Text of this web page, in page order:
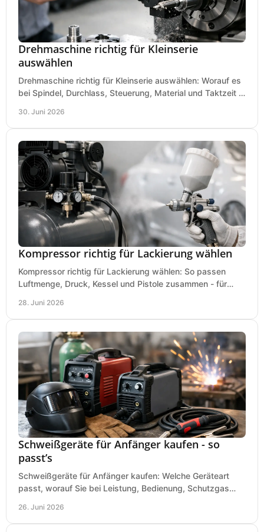
Drehmaschine richtig für Kleinserie
auswählen
Drehmaschine richtig für Kleinserie auswählen: Worauf es
bei Spindel, Durchlass, Steuerung, Material und Taktzeit in
30. Juni 2026
Kompressor richtig für Lackierung wählen
Kompressor richtig für Lackierung wählen: So passen
Luftmenge, Druck, Kessel und Pistole zusammen - für
28. Juni 2026
Schweißgeräte für Anfänger kaufen - so
passt’s
Schweißgeräte für Anfänger kaufen: Welche Geräteart
passt, worauf Sie bei Leistung, Bedienung, Schutzgas
26. Juni 2026